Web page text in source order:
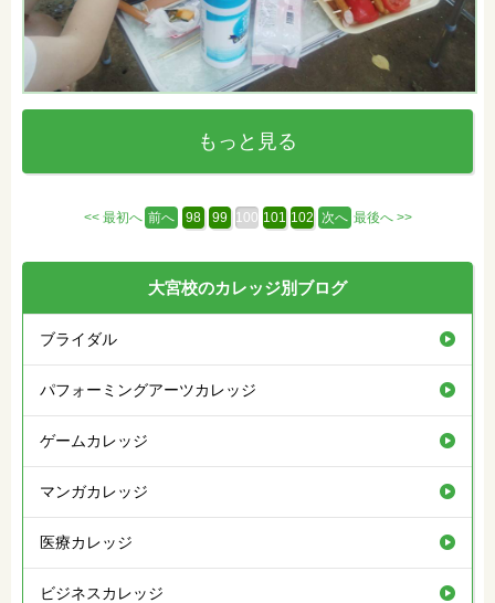
もっと見る
<< 最初へ 前へ 98 99 100 101 102 次へ 最後へ >>
大宮校のカレッジ別ブログ
ブライダル
パフォーミングアーツカレッジ
ゲームカレッジ
マンガカレッジ
医療カレッジ
ビジネスカレッジ